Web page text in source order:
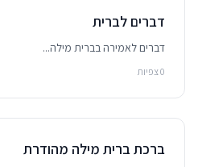
דברים לברית
דברים לאמירה בברית מילה...
0 צפיות
ברכת ברית מילה מהודרת